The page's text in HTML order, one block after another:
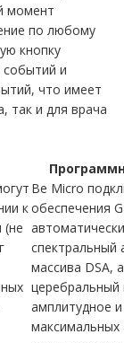
момент
по любому
кнопку
событий и
что имеет
так и для врача
к
(не
Be Micro
обеспечения
спектральный
массива DSA,
церебральный
амплитудное
максимальных